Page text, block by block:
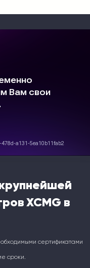
XCMG в
сертификатами
сроки.